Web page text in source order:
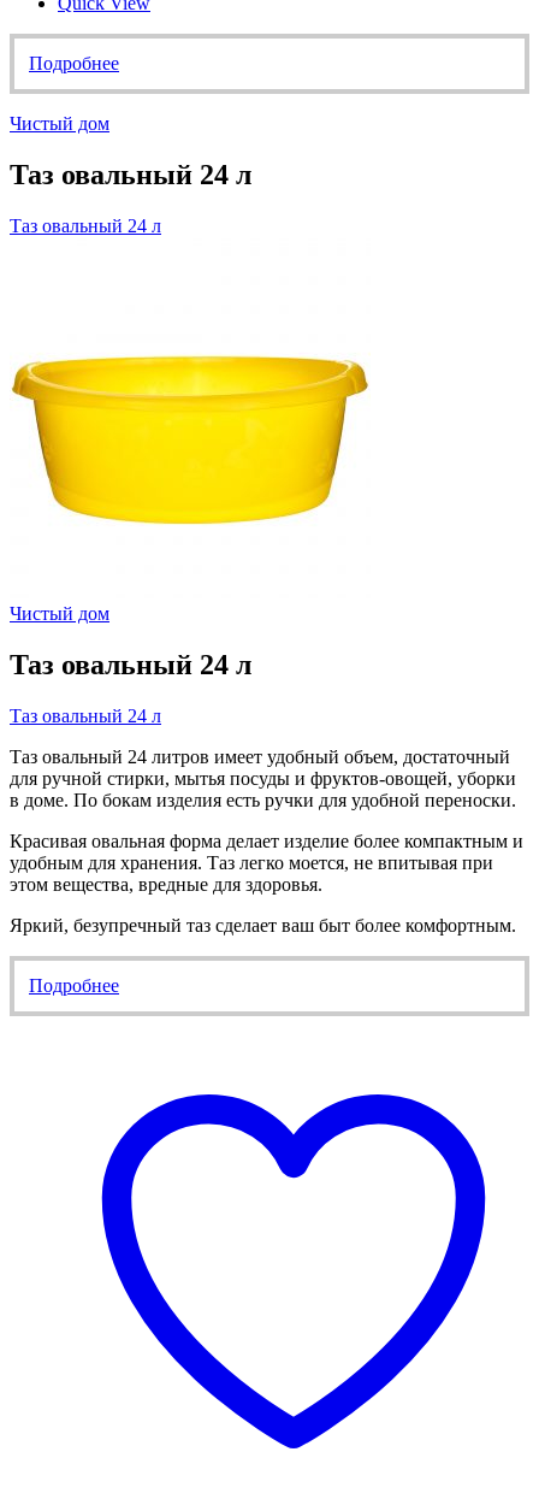
Подробнее
Чистый дом
Таз овальный 24 л
Таз овальный 24 л
Чистый дом
Таз овальный 24 л
Таз овальный 24 л
Таз овальный 24 литров имеет удобный объем, достаточный
для ручной стирки, мытья посуды и фруктов-овощей, уборки
в доме. По бокам изделия есть ручки для удобной переноски.
Красивая овальная форма делает изделие более компактным и
удобным для хранения. Таз легко моется, не впитывая при
этом вещества, вредные для здоровья.
Яркий, безупречный таз сделает ваш быт более комфортным.
Подробнее